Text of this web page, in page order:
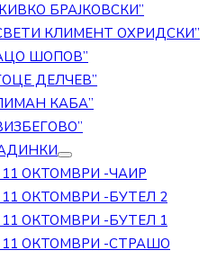
БРАЈКОВСКИ”
КЛИМЕНТ ОХРИДСКИ”
ШОПОВ”
ДЕЛЧЕВ”
КАБА”
11 ОКТОМВРИ -ЧАИР
11 ОКТОМВРИ -БУТЕЛ 2
11 ОКТОМВРИ -БУТЕЛ 1
11 ОКТОМВРИ -СТРАШО